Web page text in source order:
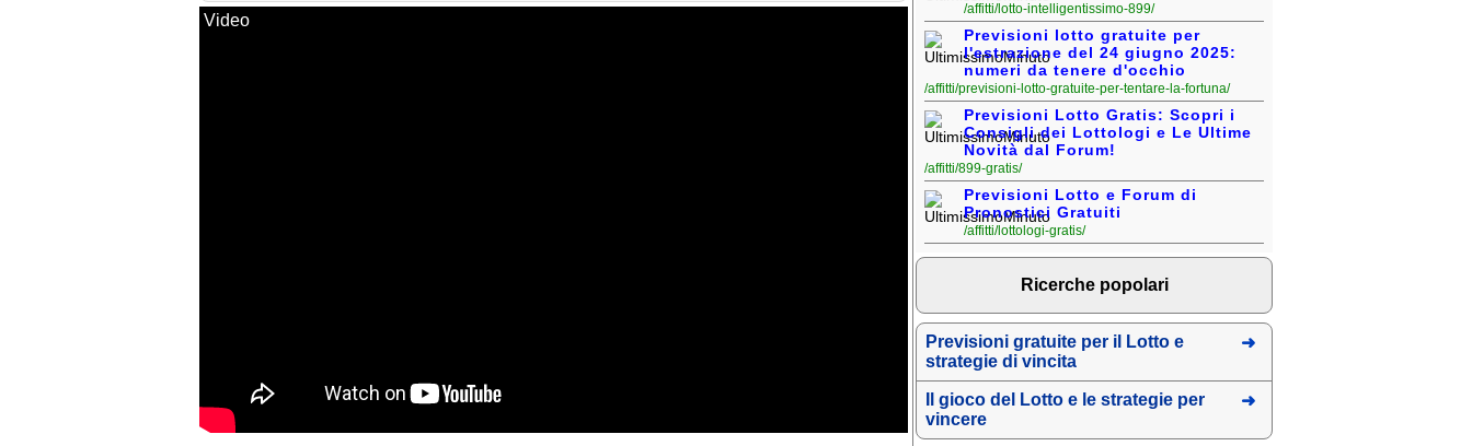
Video
/affitti/lotto-intelligentissimo-899/
Previsioni lotto gratuite per
l'estrazione del 24 giugno 2025:
numeri da tenere d'occhio
/affitti/previsioni-lotto-gratuite-per-tentare-la-fortuna/
Previsioni Lotto Gratis: Scopri i
Consigli dei Lottologi e Le Ultime
Novità dal Forum!
/affitti/899-gratis/
Previsioni Lotto e Forum di
Pronostici Gratuiti
/affitti/lottologi-gratis/
Ricerche popolari
Previsioni gratuite per il Lotto e
strategie di vincita
Il gioco del Lotto e le strategie per
vincere